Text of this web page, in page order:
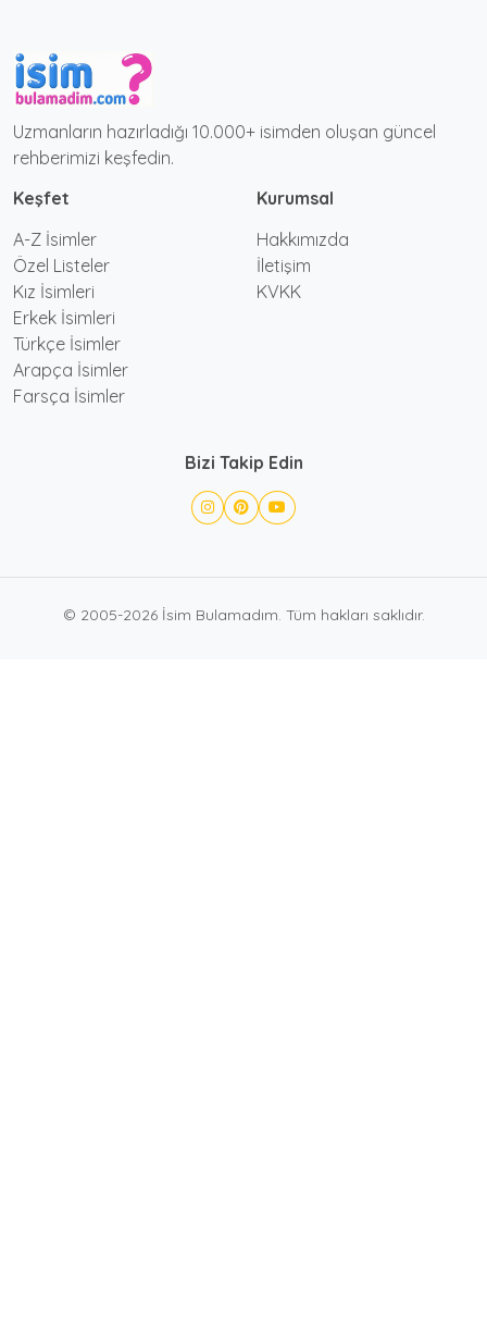
Uzmanların hazırladığı 10.000+ isimden oluşan güncel
rehberimizi keşfedin.
Keşfet
A-Z İsimler
Özel Listeler
Kız İsimleri
Erkek İsimleri
Türkçe İsimler
Arapça İsimler
Farsça İsimler
Kurumsal
Hakkımızda
İletişim
KVKK
Bizi Takip Edin
© 2005-2026 İsim Bulamadım. Tüm hakları saklıdır.